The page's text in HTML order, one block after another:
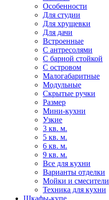
Особенности
Для студии
Для хрущевки
Для дачи
Встроенные
С антресолями
С барной стойкой
С островом
Малогабаритные
Модульные
Скрытые ручки
Размер
Мини-кухни
Узкие
3 кв. м.
5 кв. м.
6 кв. м.
9 кв. м.
Все для кухни
Варианты отделки
Мойки и смесители
Техника для кухни
Шкафы-купе